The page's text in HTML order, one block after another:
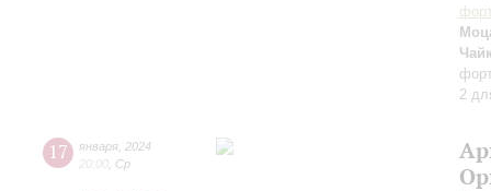
2
17 января 2024
20:00 Ср